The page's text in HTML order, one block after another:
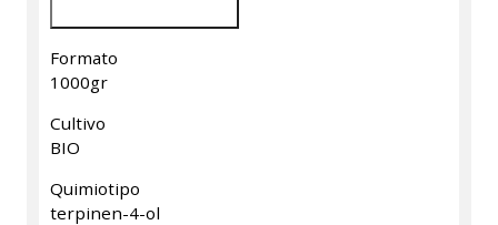
Formato
1000gr
Cultivo
BIO
Quimiotipo
terpinen-4-ol